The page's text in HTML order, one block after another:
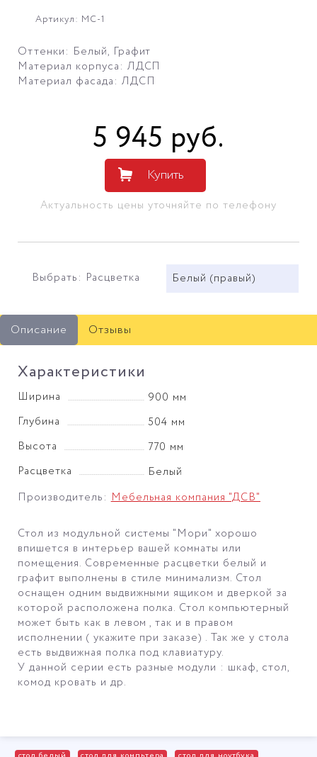
Артикул: МС-1
Оттенки: Белый, Графит
Материал корпуса: ЛДСП
Материал фасада: ЛДСП
5 945 руб.
Купить
Актуальность цены уточняйте по телефону
Выбрать: Расцветка Белый (правый)
Описание Отзывы
Характеристики
Ширина
900 мм
Глубина
504 мм
Высота
770 мм
Расцветка
Белый
Производитель:Мебельная компания "ДСВ"
Стол из модульной системы "Мори" хорошо
впишется в интерьер вашей комнаты или
помещения. Современные расцветки белый и
графит выполнены в стиле минимализм. Стол
оснащен одним выдвижными ящиком и дверкой за
которой расположена полка. Стол компьютерный
может быть как в левом , так и в правом
исполнении ( укажите при заказе) . Так же у стола
есть выдвижная полка под клавиатуру.
У данной серии есть разные модули : шкаф, стол,
комод кровать и др.